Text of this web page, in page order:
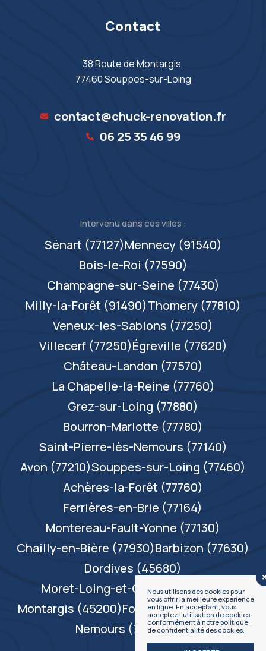
Contact
38 Route de Montargis,
77460 Souppes-sur-Loing
contact@chuck-renovation.fr
06 25 35 46 99‬
Intervenu dans ces villes :
Sénart (77127)Mennecy (91540)
Bois-le-Roi (77590)
Champagne-sur-Seine (77430)
Milly-la-Forêt (91490)Thomery (77810)
Veneux-les-Sablons (77250)
Villecerf (77250)Égreville (77620)
Château-Landon (77570)
La Chapelle-la-Reine (77760)
Grez-sur-Loing (77880)
Bourron-Marlotte (77780)
Saint-Pierre-lès-Nemours (77140)
Avon (77210)Souppes-sur-Loing (77460)
Achères-la-Forêt (77760)
Ferrières-en-Brie (77164)
Montereau-Fault-Yonne (77130)
Chailly-en-Bière (77930)Barbizon (77630)
Dordives (45680)
Moret-Loing-et-Orvanne (77250)
Montargis (45200)Fontainebleau (77300)
Nemours (77140)[...]
Nous utilisons des cookies pour
vous offrir la meilleure expérience
en ligne. En acceptant, vous
acceptez l'utilisation de cookies
conformément à notre politique
de confidentialité des cookies.